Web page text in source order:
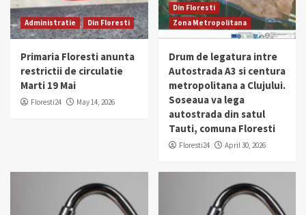
Administratie Din Floresti
Primaria Floresti anunta
restrictii de circulatie
Marti 19 Mai
Floresti24 May 14, 2026
Din Floresti
Zona Metropolitana
Drum de legatura intre
Autostrada A3 si centura
metropolitana a Clujului.
Soseaua va lega
autostrada din satul
Tauti, comuna Floresti
Floresti24 April 30, 2026